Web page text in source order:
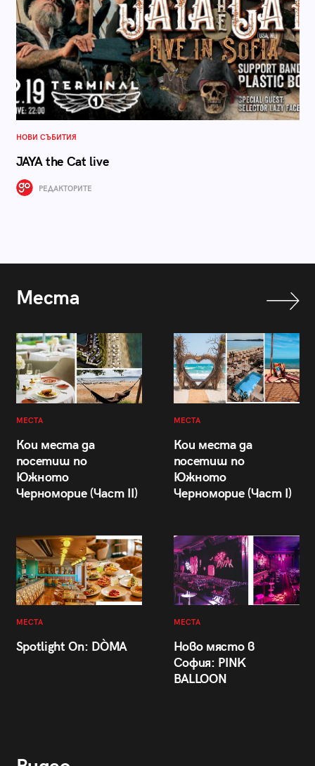
НОВИ СЪБИТИЯ
JAYA the Cat live
РЕДАКТОРИТЕ
Места
МЕСТА
Кои места да
посетиш по
Южното
Черноморие (Част II)
МЕСТА
Кои места да
посетиш по
Южното
Черноморие (Част I)
МЕСТА
Spotlight On: DÒMA
МЕСТА
Ново място в
София: PINK
BALLOON